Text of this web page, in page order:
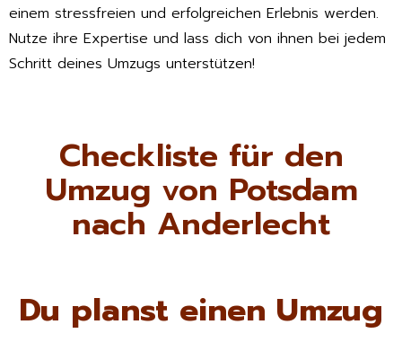
einem stressfreien und erfolgreichen Erlebnis werden.
Nutze ihre Expertise und lass dich von ihnen bei jedem
Schritt deines Umzugs unterstützen!
Checkliste für den
Umzug von Potsdam
nach Anderlecht
Du planst einen Umzug